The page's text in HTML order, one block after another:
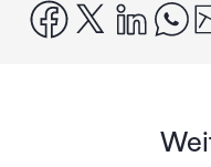
facebook
x